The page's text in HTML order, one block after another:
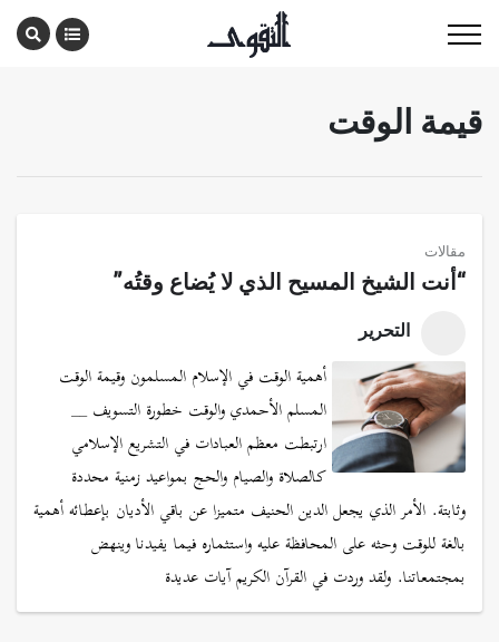
قيمة الوقت
مقالات
“أنت الشيخ المسيح الذي لا يُضاع وقتُه”
التحرير
أهمية الوقت في الإسلام المسلمون وقيمة الوقت
المسلم الأحمدي والوقت خطورة التسويف __
ارتبطت معظم العبادات في التشريع الإسلامي
كالصلاة والصيام والحج بمواعيد زمنية محددة
وثابتة. الأمر الذي يجعل الدين الحنيف متميزا عن باقي الأديان بإعطائه أهمية
بالغة للوقت وحثه على المحافظة عليه واستثماره فيما يفيدنا وينهض
بمجتمعاتنا. ولقد وردت في القرآن الكريم آيات عديدة